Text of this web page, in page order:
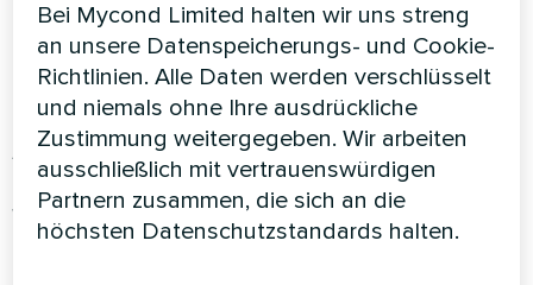
Die feuchte Luft strömt durch den Verdampfer
(oder den kalten Wärmetauscher), wo sie unter
den Taupunkt abgekühlt wird, so dass die
Feuchtigkeit kondensiert.
Anschließend strömt die Luft durch den
Kondensator (oder den heißen Wärmetauscher),
wo sie erwärmt und dann aus dem
Luftentfeuchter abgeleitet wird. Die erwärmte
Bei Mycond Limited halten wir uns streng
an unsere Datenspeicherungs- und Cookie-
Richtlinien. Alle Daten werden verschlüsselt
und niemals ohne Ihre ausdrückliche
Zustimmung weitergegeben. Wir arbeiten
ausschließlich mit vertrauenswürdigen
Partnern zusammen, die sich an die
höchsten Datenschutzstandards halten.